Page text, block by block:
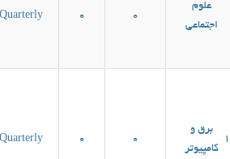
علوم
اجتماعی
0
0
Quarterly
برق و
کامپیوتر
0
0
Quarterly